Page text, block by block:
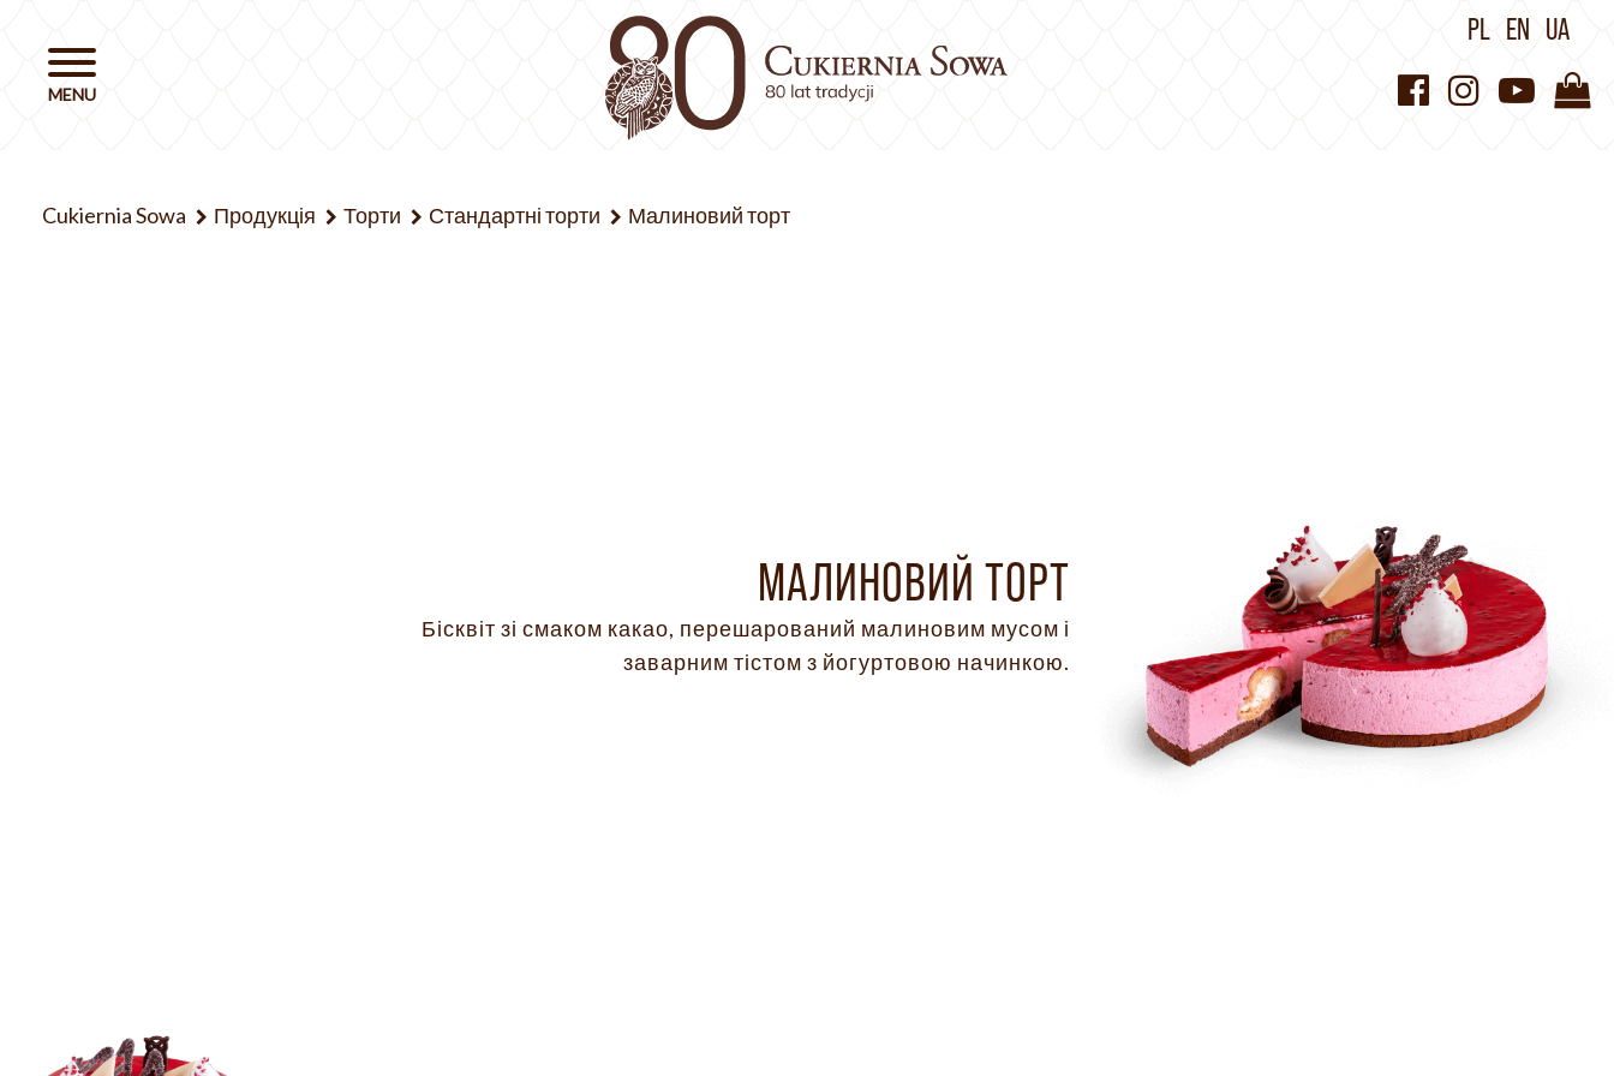
PL EN UA
Cukiernia Sowa Продукція Торти Стандартні торти Малиновий торт
МАЛИНОВИЙ ТОРТ
Бісквіт зі смаком какао, перешарований малиновим мусом і
заварним тістом з йогуртовою начинкою.